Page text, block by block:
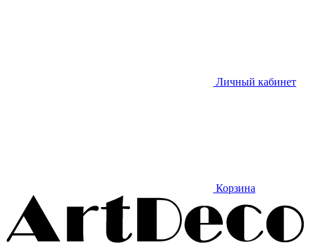
Личный кабинет
Корзина